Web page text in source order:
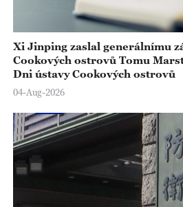
Xi Jinping zaslal generálnímu
Cookových ostrovů Tomu
Dni ústavy Cookových ostrovů
04-Aug-2026